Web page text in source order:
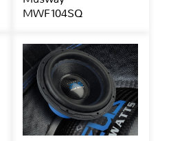
MWF104SQ